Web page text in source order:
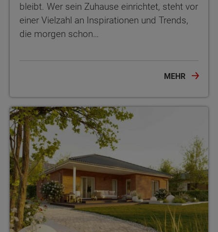
bleibt. Wer sein Zuhause einrichtet, steht vor
einer Vielzahl an Inspirationen und Trends,
die morgen schon…
MEHR